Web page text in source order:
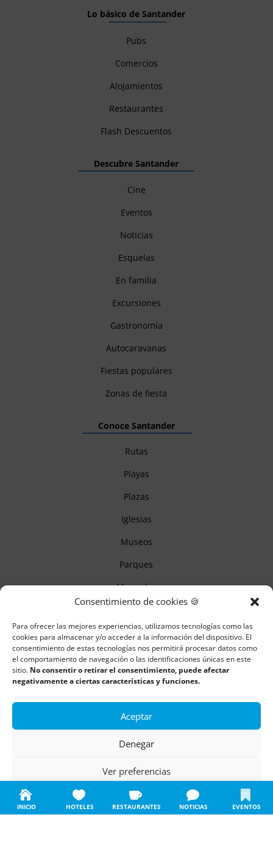
Consentimiento de cookies 🍪
Para ofrecer las mejores experiencias, utilizamos tecnologías como las
cookies para almacenar y/o acceder a la información del dispositivo. El
consentimiento de estas tecnologías nos permitirá procesar datos como
el comportamiento de navegación o las identificaciones únicas en este
sitio. No consentir o retirar el consentimiento, puede afectar
negativamente a ciertas características y funciones.
Aceptar
Denegar
Ver preferencias
Política de cookies Política de privacidad Aviso legal
INICIO HOTELES RESTAURANTES NOTICIAS EVENTOS
Lo básico de Santander
Pubs
Comercios
Alojamientos
Restaurantes
Flash Descuentos
Descubre Santander
Cine
Eventos
Noticias
Esquelas
En familia
Excursiones
Gastronomía
Autocaravanas
Fiestas populares
Zonas de fiesta
Conoce Santander
Rutas
Playas
Plazas
Iglesias
Museos
Parques
Mercados
Monumentos
Descubre Cantabria
Información
Aviso legal
Política de privacidad